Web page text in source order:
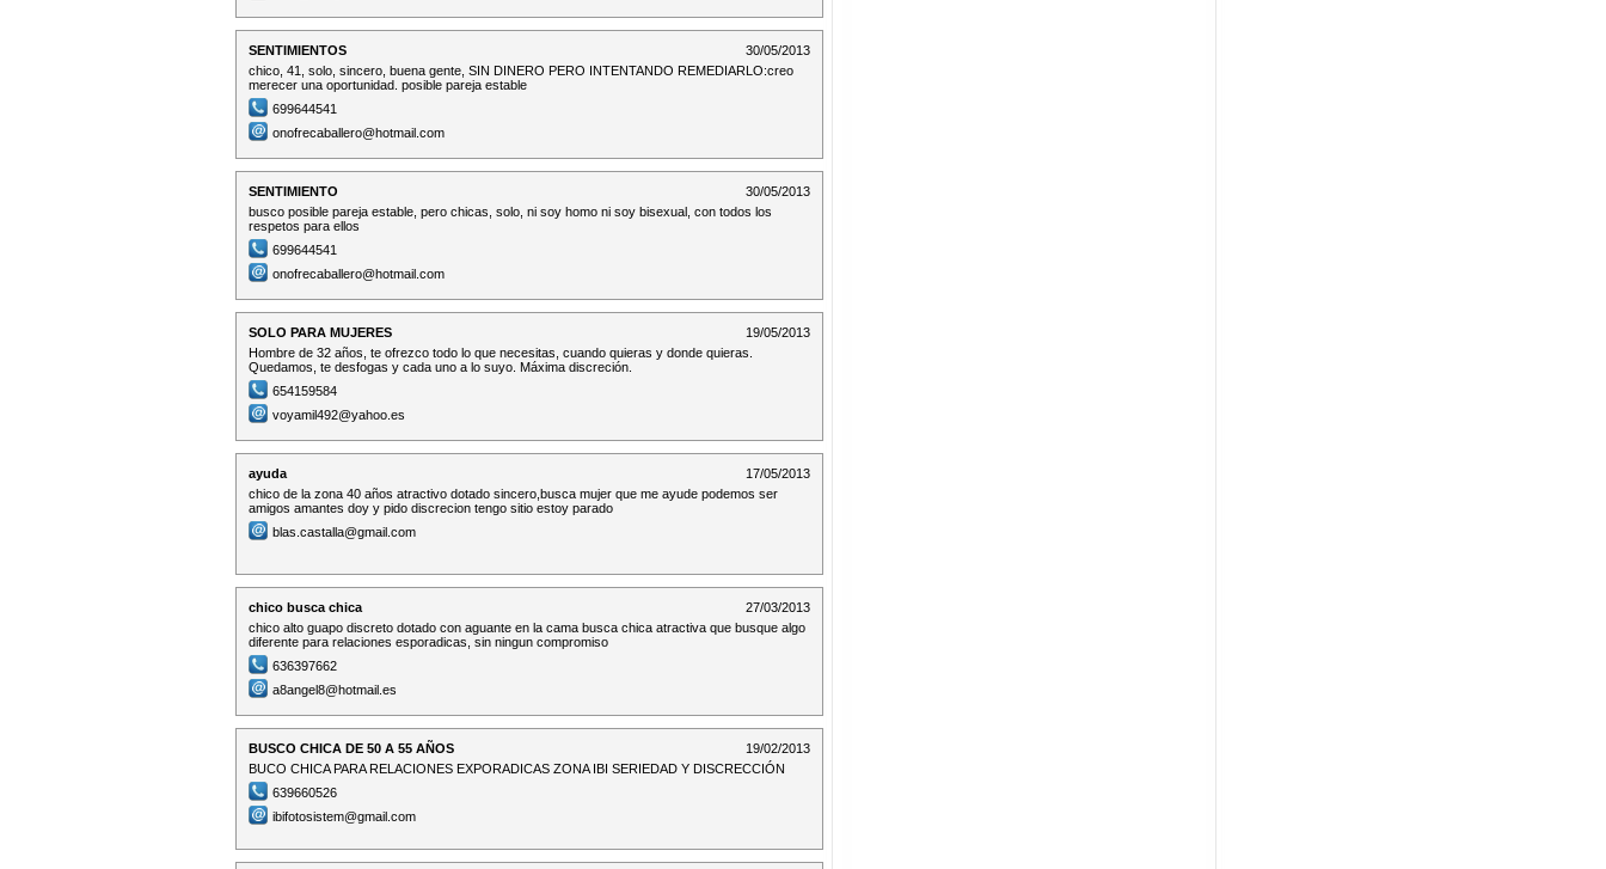
SENTIMIENTOS
30/05/2013
chico, 41, solo, sincero, buena gente, SIN DINERO PERO INTENTANDO REMEDIARLO:creo
merecer una oportunidad. posible pareja estable
699644541
onofrecaballero@hotmail.com
SENTIMIENTO
30/05/2013
busco posible pareja estable, pero chicas, solo, ni soy homo ni soy bisexual, con todos los
respetos para ellos
699644541
onofrecaballero@hotmail.com
SOLO PARA MUJERES
19/05/2013
Hombre de 32 años, te ofrezco todo lo que necesitas, cuando quieras y donde quieras.
Quedamos, te desfogas y cada uno a lo suyo. Máxima discreción.
654159584
voyamil492@yahoo.es
ayuda
17/05/2013
chico de la zona 40 años atractivo dotado sincero,busca mujer que me ayude podemos ser
amigos amantes doy y pido discrecion tengo sitio estoy parado
blas.castalla@gmail.com
chico busca chica
27/03/2013
chico alto guapo discreto dotado con aguante en la cama busca chica atractiva que busque algo
diferente para relaciones esporadicas, sin ningun compromiso
636397662
a8angel8@hotmail.es
BUSCO CHICA DE 50 A 55 AÑOS
19/02/2013
BUCO CHICA PARA RELACIONES EXPORADICAS ZONA IBI SERIEDAD Y DISCRECCIÓN
639660526
ibifotosistem@gmail.com